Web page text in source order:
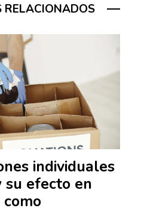
RELACIONADOS
individuales
su efecto en